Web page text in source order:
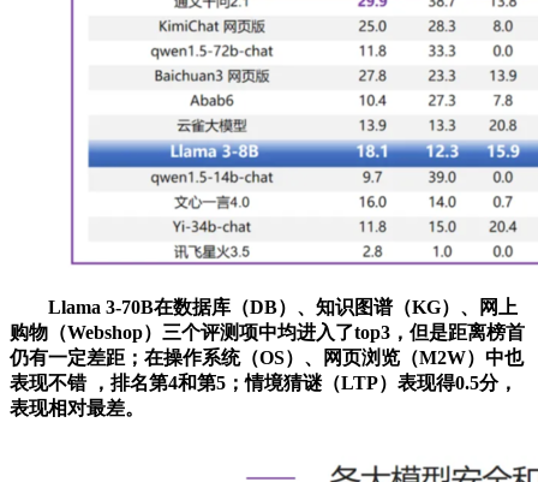
Llama 3-70B在数据库（DB）、知识图谱（KG）、网上
购物（Webshop）三个评测项中均进入了top3，但是距离榜首
仍有一定差距；在操作系统（OS）、网页浏览（M2W）中也
表现不错 ，排名第4和第5；情境猜谜（LTP）表现得0.5分，
表现相对最差。